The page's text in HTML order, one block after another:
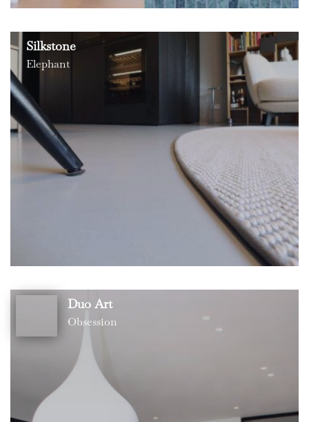
Silkstone
Elephant
Duo Art
Obsession